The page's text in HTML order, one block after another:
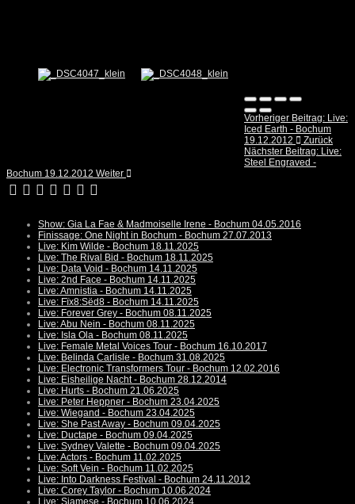
Vorheriger Beitrag: Live:
Iced Earth - Bochum
19.12.2012
Zurück
Nächster Beitrag: Live:
Steel Engraved -
Bochum 19.12.2012 Weiter
Show: Gia La Fae & Madmoiselle Irene - Bochum 04.05.2016
Finissage: One Night in Bochum - Bochum 27.07.2013
Live: Kim Wilde - Bochum 18.11.2025
Live: The Rival Bid - Bochum 18.11.2025
Live: Data Void - Bochum 14.11.2025
Live: 2nd Face - Bochum 14.11.2025
Live: Amnistia - Bochum 14.11.2025
Live: Fïx8:Sëd8 - Bochum 14.11.2025
Live: Forever Grey - Bochum 08.11.2025
Live: Abu Nein - Bochum 08.11.2025
Live: Isla Ola - Bochum 08.11.2025
Live: Female Metal Voices Tour - Bochum 16.10.2017
Live: Belinda Carlisle - Bochum 31.08.2025
Live: Electronic Transformers Tour - Bochum 12.02.2016
Live: Eisheilige Nacht - Bochum 28.12.2014
Live: Hurts - Bochum 21.06.2025
Live: Peter Heppner - Bochum 23.04.2025
Live: Wiegand - Bochum 23.04.2025
Live: She Past Away - Bochum 09.04.2025
Live: Ductape - Bochum 09.04.2025
Live: Sydney Valette - Bochum 09.04.2025
Live: Actors - Bochum 11.02.2025
Live: Soft Vein - Bochum 11.02.2025
Live: Into Darkness Festival - Bochum 24.11.2012
Live: Corey Taylor - Bochum 10.06.2024